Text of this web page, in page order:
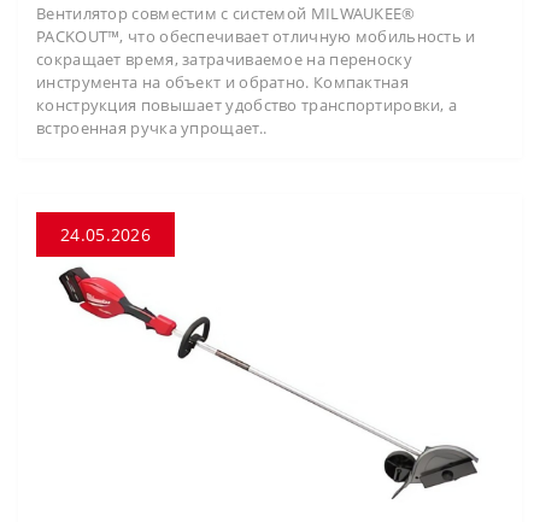
Вентилятор совместим с системой MILWAUKEE®
PACKOUT™, что обеспечивает отличную мобильность и
сокращает время, затрачиваемое на переноску
инструмента на объект и обратно. Компактная
конструкция повышает удобство транспортировки, а
встроенная ручка упрощает..
24.05.2026